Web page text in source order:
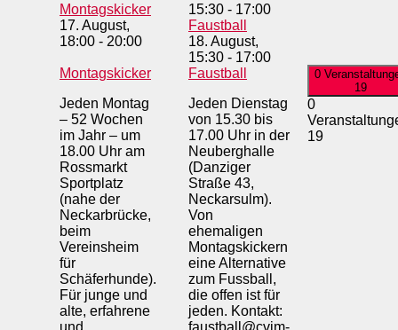
Montagskicker
17. August,
18:00 - 20:00
Montagskicker
Jeden Montag
– 52 Wochen
im Jahr – um
18.00 Uhr am
Rossmarkt
Sportplatz
(nahe der
Neckarbrücke,
beim
Vereinsheim
für
Schäferhunde).
Für junge und
alte, erfahrene
und
15:30 - 17:00
Faustball
18. August,
15:30 - 17:00
Faustball
Jeden Dienstag
von 15.30 bis
17.00 Uhr in der
Neuberghalle
(Danziger
Straße 43,
Neckarsulm).
Von
ehemaligen
Montagskickern
eine Alternative
zum Fussball,
die offen ist für
jeden. Kontakt:
faustball@cvjm-
0
19
0
19